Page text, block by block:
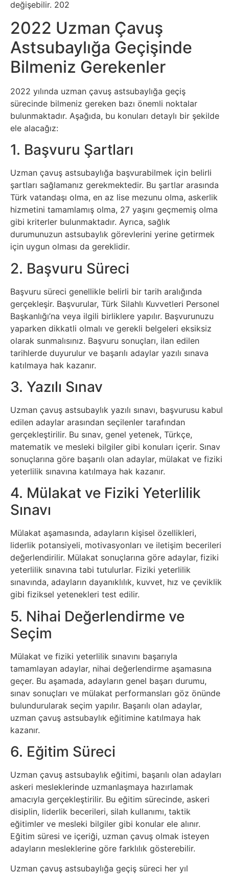
Metaverse
Mobil
Müzik
Nft
Oyun
Projeler
ve
Fikirler
Psikoloji
Sağlık
Scriptler
Seo
Sigorta
Sinema
Spor
Tarih
Tarım
Teknoloji
TikTok
Tv
Twitter
Ürün
Tanıtımı
Uzay
Web
Siteleri
Webmaster
WordPress
Yapay
Zeka
Yemek
Youtube
değişebilir. 202
2022 Uzman Çavuş
Astsubaylığa Geçişinde
Bilmeniz Gerekenler
2022 yılında uzman çavuş astsubaylığa geçiş
sürecinde bilmeniz gereken bazı önemli noktalar
bulunmaktadır. Aşağıda, bu konuları detaylı bir şekilde
ele alacağız:
1. Başvuru Şartları
Uzman çavuş astsubaylığa başvurabilmek için belirli
şartları sağlamanız gerekmektedir. Bu şartlar arasında
Türk vatandaşı olma, en az lise mezunu olma, askerlik
hizmetini tamamlamış olma, 27 yaşını geçmemiş olma
gibi kriterler bulunmaktadır. Ayrıca, sağlık
durumunuzun astsubaylık görevlerini yerine getirmek
için uygun olması da gereklidir.
2. Başvuru Süreci
Başvuru süreci genellikle belirli bir tarih aralığında
gerçekleşir. Başvurular, Türk Silahlı Kuvvetleri Personel
Başkanlığı’na veya ilgili birliklere yapılır. Başvurunuzu
yaparken dikkatli olmalı ve gerekli belgeleri eksiksiz
olarak sunmalısınız. Başvuru sonuçları, ilan edilen
tarihlerde duyurulur ve başarılı adaylar yazılı sınava
katılmaya hak kazanır.
3. Yazılı Sınav
Uzman çavuş astsubaylık yazılı sınavı, başvurusu kabul
edilen adaylar arasından seçilenler tarafından
gerçekleştirilir. Bu sınav, genel yetenek, Türkçe,
matematik ve mesleki bilgiler gibi konuları içerir. Sınav
sonuçlarına göre başarılı olan adaylar, mülakat ve fiziki
yeterlilik sınavına katılmaya hak kazanır.
4. Mülakat ve Fiziki Yeterlilik
Sınavı
Mülakat aşamasında, adayların kişisel özellikleri,
liderlik potansiyeli, motivasyonları ve iletişim becerileri
değerlendirilir. Mülakat sonuçlarına göre adaylar, fiziki
yeterlilik sınavına tabi tutulurlar. Fiziki yeterlilik
sınavında, adayların dayanıklılık, kuvvet, hız ve çeviklik
gibi fiziksel yetenekleri test edilir.
5. Nihai Değerlendirme ve
Seçim
Mülakat ve fiziki yeterlilik sınavını başarıyla
tamamlayan adaylar, nihai değerlendirme aşamasına
geçer. Bu aşamada, adayların genel başarı durumu,
sınav sonuçları ve mülakat performansları göz önünde
bulundurularak seçim yapılır. Başarılı olan adaylar,
uzman çavuş astsubaylık eğitimine katılmaya hak
kazanır.
6. Eğitim Süreci
Uzman çavuş astsubaylık eğitimi, başarılı olan adayları
askeri mesleklerinde uzmanlaşmaya hazırlamak
amacıyla gerçekleştirilir. Bu eğitim sürecinde, askeri
disiplin, liderlik becerileri, silah kullanımı, taktik
eğitimler ve mesleki bilgiler gibi konular ele alınır.
Eğitim süresi ve içeriği, uzman çavuş olmak isteyen
adayların mesleklerine göre farklılık gösterebilir.
Uzman çavuş astsubaylığa geçiş süreci her yıl